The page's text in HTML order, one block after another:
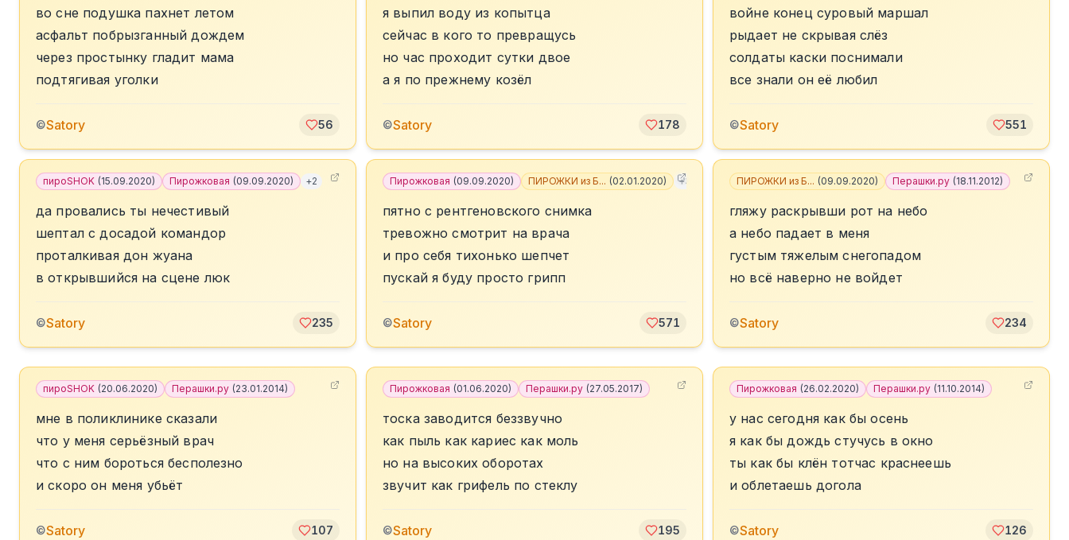
во сне подушка пахнет летом
асфальт побрызганный дождем
через простынку гладит мама
подтягивая уголки
©Satory 56
я выпил воду из копытца
сейчас в кого то превращусь
но час проходит сутки двое
а я по прежнему козёл
©Satory 178
войне конец суровый маршал
рыдает не скрывая слёз
солдаты каски поснимали
все знали он её любил
©Satory 551
пироSHOK (15.09.2020) Пирожковая (09.09.2020) +2
да провались ты нечестивый
шептал с досадой командор
проталкивая дон жуана
в открывшийся на сцене люк
©Satory 235
Пирожковая (09.09.2020) ПИРОЖКИ из Б... (02.01.2020) +3
пятно с рентгеновского снимка
тревожно смотрит на врача
и про себя тихонько шепчет
пускай я буду просто грипп
©Satory 571
ПИРОЖКИ из Б... (09.09.2020) Перашки.ру (18.11.2012)
гляжу раскрывши рот на небо
а небо падает в меня
густым тяжелым снегопадом
но всё наверно не войдет
©Satory 234
пироSHOK (20.06.2020) Перашки.ру (23.01.2014)
мне в поликлинике сказали
что у меня серьёзный врач
что с ним бороться бесполезно
и скоро он меня убьёт
©Satory 107
Пирожковая (01.06.2020) Перашки.ру (27.05.2017)
тоска заводится беззвучно
как пыль как кариес как моль
но на высоких оборотах
звучит как грифель по стеклу
©Satory 195
Пирожковая (26.02.2020) Перашки.ру (11.10.2014)
у нас сегодня как бы осень
я как бы дождь стучусь в окно
ты как бы клён тотчас краснеешь
и облетаешь догола
©Satory 126